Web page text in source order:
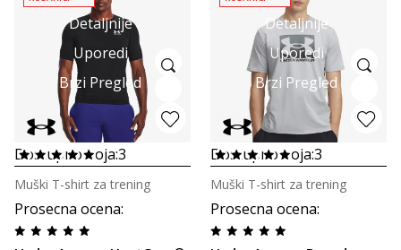
Detaljnije
Uporedi
Brzi Pregled
Dostupno boja:3
Prosecna ocena:
Muški T-shirt za trening
Detaljnije
Uporedi
Brzi Pregled
Dostupno boja:3
Prosecna ocena:
Muški T-shirt za trening